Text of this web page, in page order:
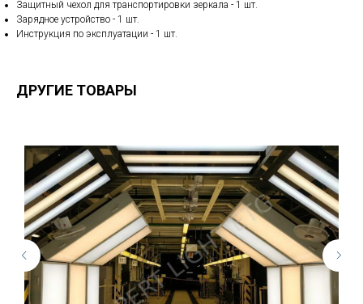
Защитный чехол для транспортировки зеркала - 1 шт.
Зарядное устройство - 1 шт.
Инструкция по эксплуатации - 1 шт.
ДРУГИЕ ТОВАРЫ